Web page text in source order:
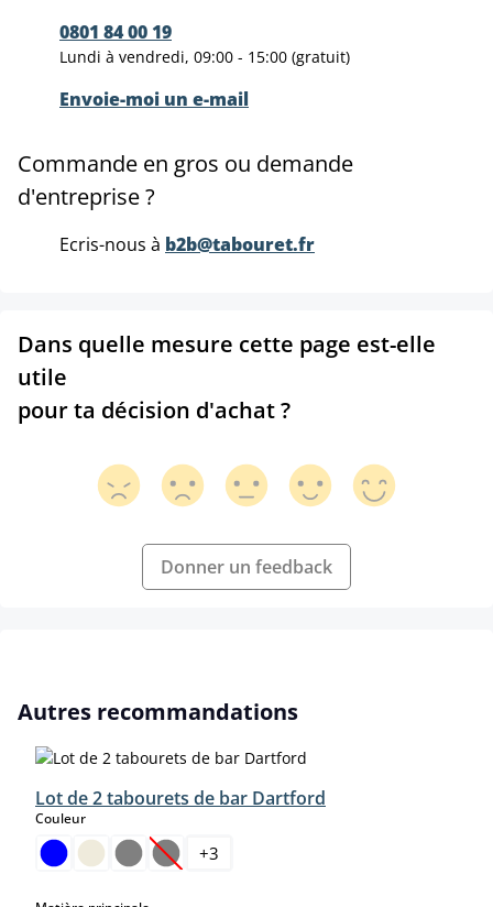
0801 84 00 19
Lundi à vendredi, 09:00 - 15:00 (gratuit)
Envoie-moi un e-mail
Commande en gros ou demande
d'entreprise ?
Ecris-nous à b2b@tabouret.fr
Dans quelle mesure cette page est-elle
utile
pour ta décision d'achat ?
Donner un feedback
Ignorer la galerie de produits
Autres recommandations
Lot de 2 tabourets de bar Dartford
Couleurselect
(Cette option n'est pas disponible pour le
+3